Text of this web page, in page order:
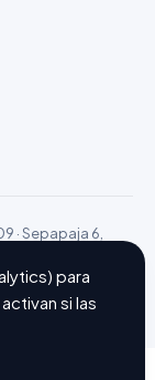
· Sepapaja 6,
para
si las